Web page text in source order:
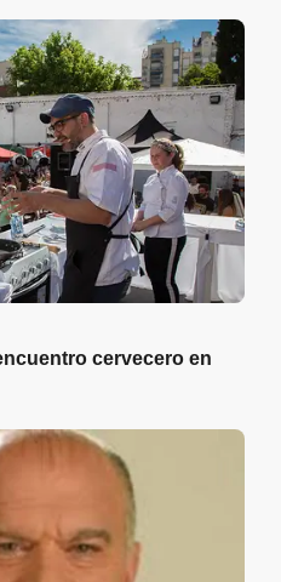
cervecero en